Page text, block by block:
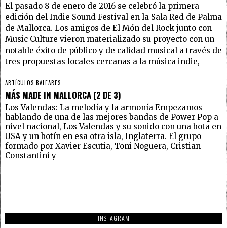
El pasado 8 de enero de 2016 se celebró la primera
edición del Indie Sound Festival en la Sala Red de Palma
de Mallorca. Los amigos de El Món del Rock junto con
Music Culture vieron materializado su proyecto con un
notable éxito de público y de calidad musical a través de
tres propuestas locales cercanas a la música indie,
ARTÍCULOS·BALEARES
MÁS MADE IN MALLORCA (2 DE 3)
Los Valendas: La melodía y la armonía Empezamos
hablando de una de las mejores bandas de Power Pop a
nivel nacional, Los Valendas y su sonido con una bota en
USA y un botín en esa otra isla, Inglaterra. El grupo
formado por Xavier Escutia, Toni Noguera, Cristian
Constantini y
INSTAGRAM